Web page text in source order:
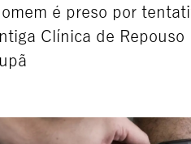
é preso por
Clínica de Repouso